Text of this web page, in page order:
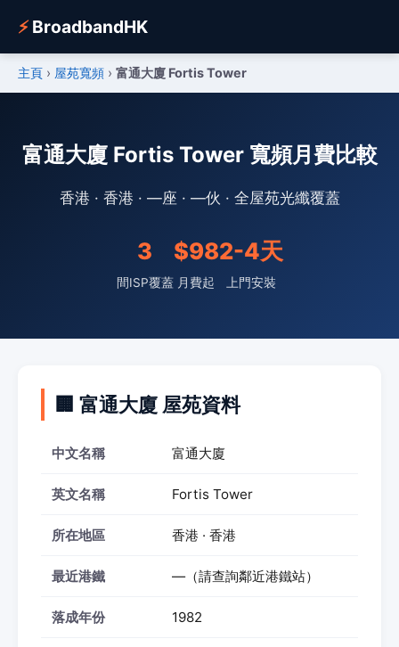
⚡BroadbandHK
主頁 › 屋苑寬頻 › 富通大廈 Fortis Tower
富通大廈 Fortis Tower 寬頻月費比較
香港 · 香港 · —座 · —伙 · 全屋苑光纖覆蓋
3
間ISP覆蓋
$98
月費起
2-4天
上門安裝
🏢 富通大廈 屋苑資料
中文名稱 富通大廈
英文名稱 Fortis Tower
所在地區 香港 · 香港
最近港鐵 —（請查詢鄰近港鐵站）
落成年份 1982